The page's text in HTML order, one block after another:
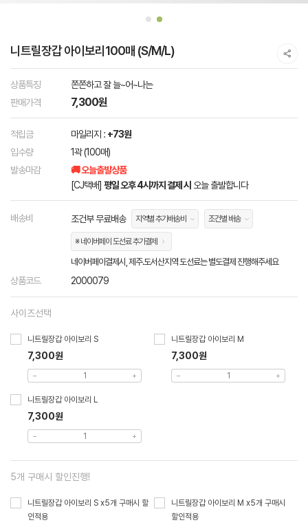
니트릴장갑 아이보리100매 (S/M/L)
상품특징
쫀쫀하고 잘 늘~어~나는
판매가격
7,300원
적립금 마일리지 : +73원
입수량
1곽 (100매)
발송마감
🚚 오늘출발상품
[CJ택배] 평일 오후 4시까지 결제 시 오늘 출발합니다
배송비 조건부 무료배송 지역별 추가배송비 조건별 배송
※ 네이버페이 도선료 추가결제
네이버페이결제시, 제주.도서산지역 도선료는 별도결제 진행해주세요
상품코드 2000079
사이즈선택
니트릴장갑 아이보리 S
7,300원
니트릴장갑 아이보리 M
7,300원
니트릴장갑 아이보리 L
7,300원
5개 구매시 할인진행!
니트릴장갑 아이보리 S x5개 구매시 할
인적용
니트릴장갑 아이보리 M x5개 구매시
할인적용